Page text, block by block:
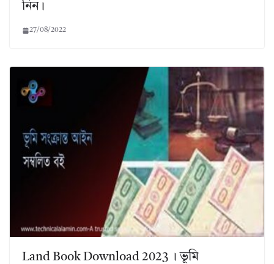
নিন।
27/08/2022
Land Book Download 2023 । ভূমি